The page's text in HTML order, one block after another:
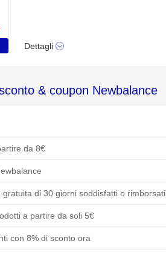
Dettagli
& coupon Newbalance
da 8€
gratuita di 30 giorni soddisfatti o rimborsati
a partire da soli 5€
con 8% di sconto ora